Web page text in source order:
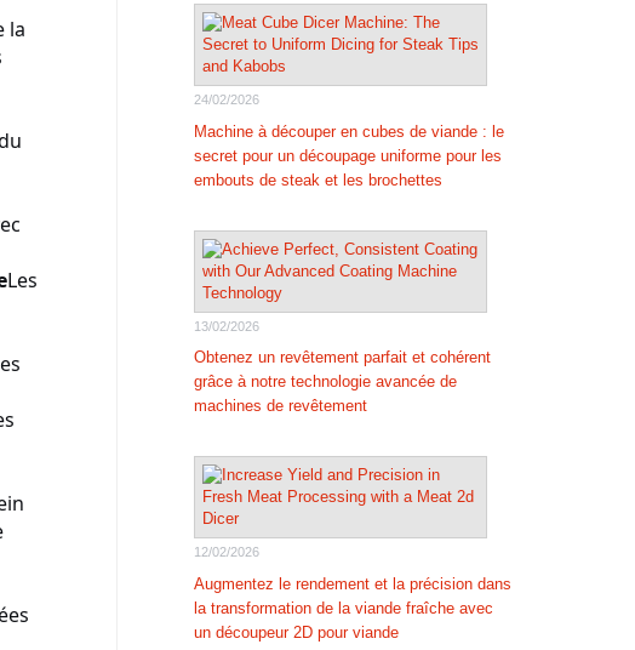
24/02/2026
Machine à découper en cubes de viande : le
secret pour un découpage uniforme pour les
embouts de steak et les brochettes
13/02/2026
Obtenez un revêtement parfait et cohérent
grâce à notre technologie avancée de
machines de revêtement
12/02/2026
Augmentez le rendement et la précision dans
la transformation de la viande fraîche avec
un découpeur 2D pour viande